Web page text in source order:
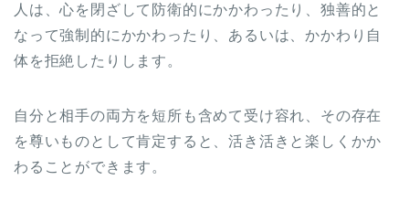
人は、心を閉ざして防衛的にかかわったり、独善的と
なって強制的にかかわったり、あるいは、かかわり自
体を拒絶したりします。
自分と相手の両方を短所も含めて受け容れ、その存在
を尊いものとして肯定すると、活き活きと楽しくかか
わることができます。